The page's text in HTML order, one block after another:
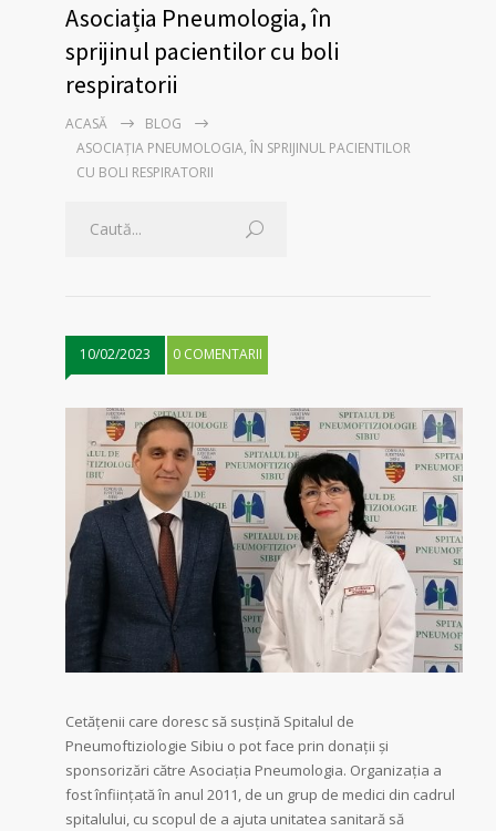
Asociația Pneumologia, în
sprijinul pacientilor cu boli
respiratorii
ACASĂ
BLOG
ASOCIAȚIA PNEUMOLOGIA, ÎN SPRIJINUL PACIENTILOR
CU BOLI RESPIRATORII
10/02/2023 0 COMENTARII
Cetățenii care doresc să susțină Spitalul de
Pneumoftiziologie Sibiu o pot face prin donații și
sponsorizări către Asociația Pneumologia. Organizația a
fost înființată în anul 2011, de un grup de medici din cadrul
spitalului, cu scopul de a ajuta unitatea sanitară să